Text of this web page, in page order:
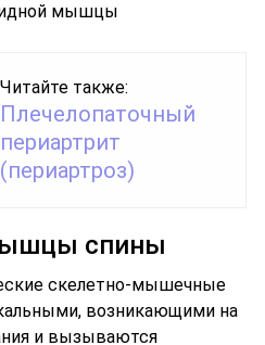
мышцы
Читайте также:
Плечелопаточный
периартрит
(периартроз)
спины
скелетно-мышечные
возникающими на
и вызываются